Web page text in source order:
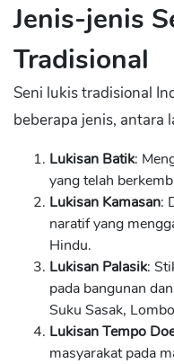
Jenis-jenis
Tradisional
Seni lukis tradisional
beberapa jenis, antara
Lukisan Batik:
yang telah
Lukisan Kamasan:
naratif yang
Hindu.
Lukisan Palasik:
pada bangunan
Suku Sasak,
Lukisan Tempo
masyarakat pada